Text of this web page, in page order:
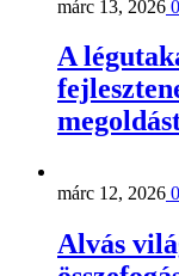
márc 13, 2026 0
A
márc 12, 2026 0
Alvás